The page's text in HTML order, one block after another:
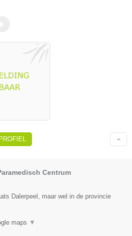
Centrum
Dalerpeel, maar wel in de provincie
maps ▼